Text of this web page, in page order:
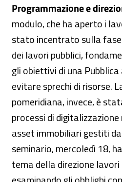
Programmazione e
modulo, che ha aperto i
stato incentrato sulla
dei lavori pubblici,
gli obiettivi di una
evitare sprechi di risorse.
pomeridiana, invece, è
processi di
asset immobiliari gestiti
seminario, mercoledì 18,
tema della direzione